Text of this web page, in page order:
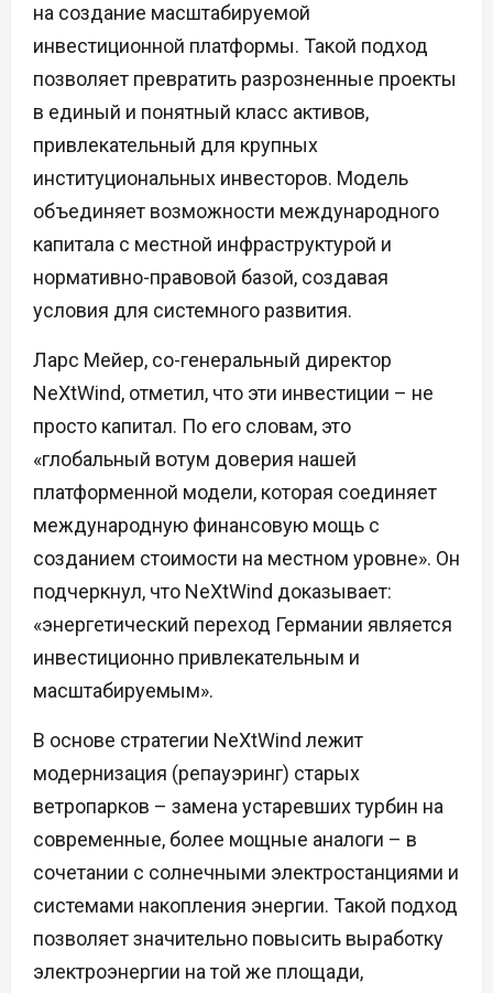
на создание масштабируемой
инвестиционной платформы. Такой подход
позволяет превратить разрозненные проекты
в единый и понятный класс активов,
привлекательный для крупных
институциональных инвесторов. Модель
объединяет возможности международного
капитала с местной инфраструктурой и
нормативно-правовой базой, создавая
условия для системного развития.
Ларс Мейер, со-генеральный директор
NeXtWind, отметил, что эти инвестиции – не
просто капитал. По его словам, это
«глобальный вотум доверия нашей
платформенной модели, которая соединяет
международную финансовую мощь с
созданием стоимости на местном уровне». Он
подчеркнул, что NeXtWind доказывает:
«энергетический переход Германии является
инвестиционно привлекательным и
масштабируемым».
В основе стратегии NeXtWind лежит
модернизация (репауэринг) старых
ветропарков – замена устаревших турбин на
современные, более мощные аналоги – в
сочетании с солнечными электростанциями и
системами накопления энергии. Такой подход
позволяет значительно повысить выработку
электроэнергии на той же площади,